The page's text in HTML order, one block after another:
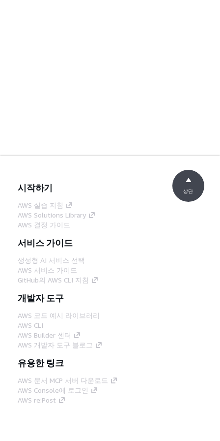
시작하기
AWS 실습 지침
AWS Solutions Library
AWS 결정 가이드
서비스 가이드
생성형 AI 서비스 선택
AWS 서비스 가이드
GitHub의 AWS CLI 지침
개발자 도구
AWS 코드 예시 라이브러리
AWS CLI
AWS Builder 센터
AWS 개발자 도구 블로그
유용한 링크
AWS 문서 MCP 서버 다운로드
AWS Console에 로그인
AWS re:Post
상단